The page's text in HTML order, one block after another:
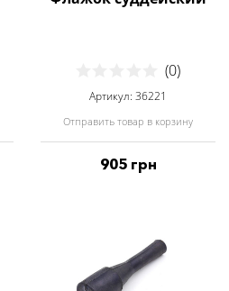
(0)
Артикул: 36221
Отправить товар в корзину
905 грн